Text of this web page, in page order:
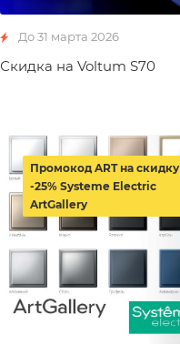
До 31 марта 2026
Скидка на Voltum S70
Промокод ART на скидку
-25% Systeme Electric
ArtGallery